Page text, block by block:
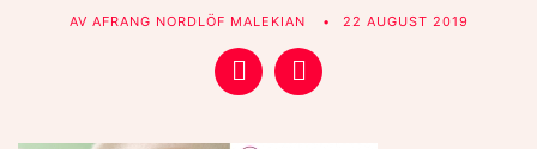
AV AFRANG NORDLÖF MALEKIAN 22 AUGUST 2019